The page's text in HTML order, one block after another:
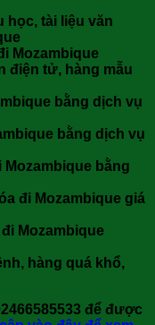
học, tài liệu văn
Mozambique
điện tử, hàng mẫu
bằng dịch vụ
bằng dịch vụ
bằng
đi Mozambique giá
Mozambique
hàng quá khổ,
để được